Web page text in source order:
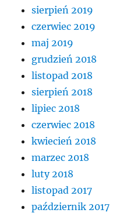
sierpień 2019
czerwiec 2019
maj 2019
grudzień 2018
listopad 2018
sierpień 2018
lipiec 2018
czerwiec 2018
kwiecień 2018
marzec 2018
luty 2018
listopad 2017
październik 2017